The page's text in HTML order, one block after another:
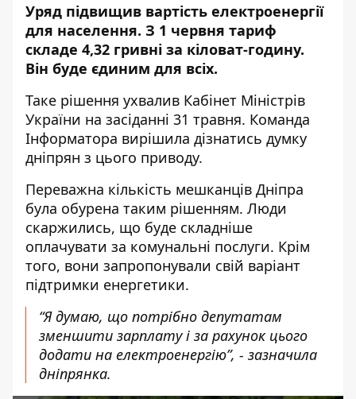
Уряд підвищив вартість електроенергії
для населення. З 1 червня тариф
складе 4,32 гривні за кіловат-годину.
Він буде єдиним для всіх.
Таке рішення ухвалив Кабінет Міністрів
України на засіданні 31 травня. Команда
Інформатора вирішила дізнатись думку
дніпрян з цього приводу.
Переважна кількість мешканців Дніпра
була обурена таким рішенням. Люди
скаржились, що буде складніше
оплачувати за комунальні послуги. Крім
того, вони запропонували свій варіант
підтримки енергетики.
“Я думаю, що потрібно депутатам
зменшити зарплату і за рахунок цього
додати на електроенергію”, - зазначила
дніпрянка.